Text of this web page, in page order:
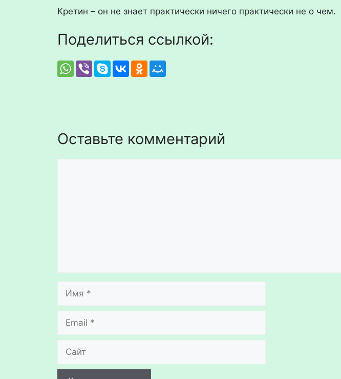
Кретин – он не знает практически ничего практически не о чем.
Поделиться ссылкой:
Оставьте комментарий
Имя
Email
Сайт